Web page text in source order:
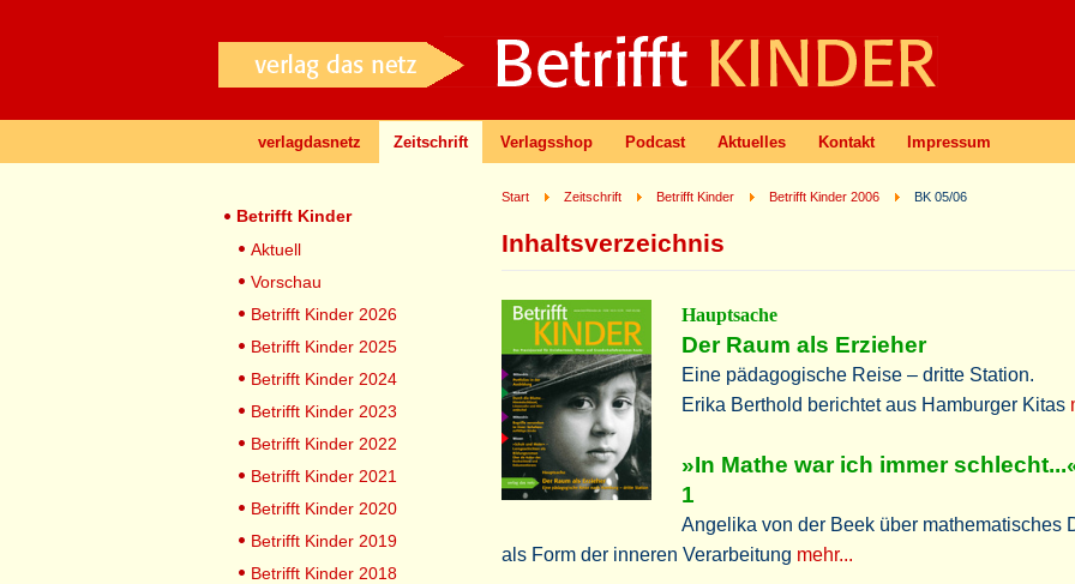
verlagdasnetz Zeitschrift Verlagsshop Podcast Aktuelles Kontakt Impressum
Start Zeitschrift Betrifft Kinder Betrifft Kinder 2006 BK 05/06
Inhaltsverzeichnis
Hauptsache
Der Raum als Erzieher
Eine pädagogische Reise – dritte Station.
Erika Berthold berichtet aus Hamburger Kitas
»In Mathe war ich immer
1
Angelika von der Beek über mathematisches
als Form der inneren Verarbeitung mehr...
Betrifft Kinder
Aktuell
Vorschau
Betrifft Kinder 2026
Betrifft Kinder 2025
Betrifft Kinder 2024
Betrifft Kinder 2023
Betrifft Kinder 2022
Betrifft Kinder 2021
Betrifft Kinder 2020
Betrifft Kinder 2019
Betrifft Kinder 2018